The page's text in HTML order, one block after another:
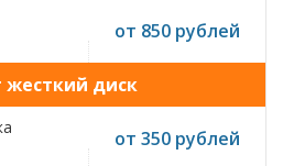
от 850 рублей
жесткий диск
от 350 рублей